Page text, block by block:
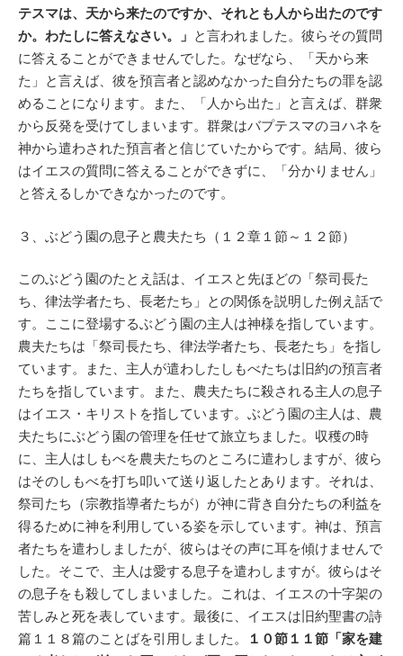
テスマは、天から来たのですか、それとも人から出たのです
か。わたしに答えなさい。」 と言われました。彼らその質問
に答えることができませんでした。なぜなら、「天から来
た」と言えば、彼を預言者と認めなかった自分たちの罪を認
めることになります。また、「人から出た」と言えば、群衆
から反発を受けてしまいます。群衆はバプテスマのヨハネを
神から遣わされた預言者と信じていたからです。結局、彼ら
はイエスの質問に答えることができずに、「分かりません」
と答えるしかできなかったのです。
３、ぶどう園の息子と農夫たち（１２章１節～１２節）
このぶどう園のたとえ話は、イエスと先ほどの「祭司長た
ち、律法学者たち、長老たち」との関係を説明した例え話で
す。ここに登場するぶどう園の主人は神様を指しています。
農夫たちは「祭司長たち、律法学者たち、長老たち」を指し
ています。また、主人が遣わしたしもべたちは旧約の預言者
たちを指しています。また、農夫たちに殺される主人の息子
はイエス・キリストを指しています。ぶどう園の主人は、農
夫たちにぶどう園の管理を任せて旅立ちました。収穫の時
に、主人はしもべを農夫たちのところに遣わしますが、彼ら
はそのしもべを打ち叩いて送り返したとあります。それは、
祭司たち（宗教指導者たちが）が神に背き自分たちの利益を
得るために神を利用している姿を示しています。神は、預言
者たちを遣わしましたが、彼らはその声に耳を傾けませんで
した。そこで、主人は愛する息子を遣わしますが。彼らはそ
の息子をも殺してしまいました。これは、イエスの十字架の
苦しみと死を表しています。最後に、イエスは旧約聖書の詩
篇１１８篇のことばを引用しました。
１０節１１節「家を建